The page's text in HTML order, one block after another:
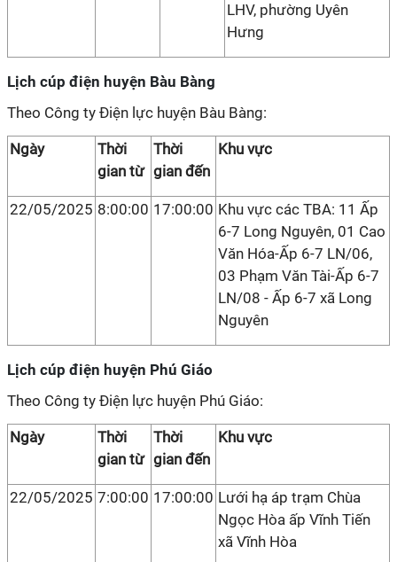
LHV, phường Uyên
Hưng
Lịch cúp điện huyện Bàu Bàng
Theo Công ty Điện lực huyện Bàu Bàng:
Ngày
Thời
gian từ
Thời
gian đến
Khu vực
22/05/2025 8:00:00 17:00:00 Khu vực các TBA: 11 Ấp
6-7 Long Nguyên, 01 Cao
Văn Hóa-Ấp 6-7 LN/06,
03 Phạm Văn Tài-Ấp 6-7
LN/08 - Ấp 6-7 xã Long
Nguyên
Lịch cúp điện huyện Phú Giáo
Theo Công ty Điện lực huyện Phú Giáo:
Ngày
Thời
gian từ
Thời
gian đến
Khu vực
22/05/2025 7:00:00 17:00:00 Lưới hạ áp trạm Chùa
Ngọc Hòa ấp Vĩnh Tiến
xã Vĩnh Hòa